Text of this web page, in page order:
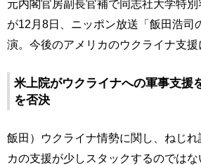
元内閣官房副長官補で同志社大学特
が12月8日、ニッポン放送「飯田浩司
演。今後のアメリカのウクライナ支援
米上院がウクライナへの軍事支援
を否決
飯田）ウクライナ情勢に関し、ねじれ
カの支援が少しスタックするのでは